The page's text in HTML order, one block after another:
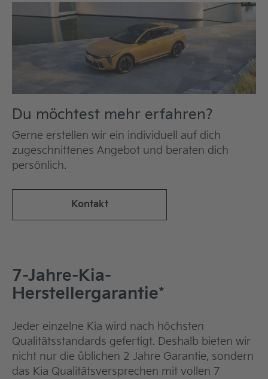
Du möchtest mehr erfahren?
Gerne erstellen wir ein individuell auf dich
zugeschnittenes Angebot und beraten dich
persönlich.
Kontakt
7-Jahre-Kia-
Herstellergarantie*
Jeder einzelne Kia wird nach höchsten
Qualitätsstandards gefertigt. Deshalb bieten wir
nicht nur die üblichen 2 Jahre Garantie, sondern
das Kia Qualitätsversprechen mit vollen 7